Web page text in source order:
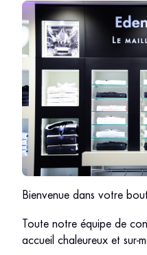
Bienvenue dans votre
Toute notre équipe de
accueil chaleureux et sur-